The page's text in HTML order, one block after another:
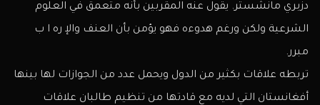
دزبري مانشستر. يقول عنه المقربين بأنه متعمق في العلوم
الشرعية ولكن ورغم هدوءه فهو يؤمن بأن العنف والإ ره ا ب
مبرر.
تربطه علاقات بكثير من الدول ويحمل عدد من الجوازات لها بينها
أفغانستان التي لديه مع قادتها من تنظيم طالبان علاقات